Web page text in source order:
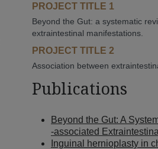
PROJECT TITLE 1
Beyond the Gut: a systematic
extraintestinal manifestations.
PROJECT TITLE 2
Association between
Publications
Beyond the Gut: A
-associated
Inguinal hernioplasty in